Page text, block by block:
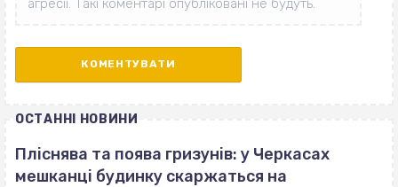
ОСТАННІ НОВИНИ
Пліснява та поява гризунів: у Черкасах
мешканці будинку скаржаться на